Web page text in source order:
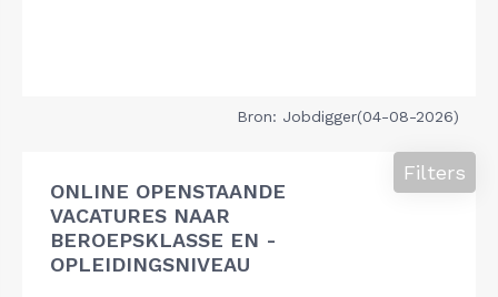
Bron: Jobdigger(04-08-2026)
ONLINE OPENSTAANDE
VACATURES NAAR
BEROEPSKLASSE EN -
OPLEIDINGSNIVEAU
Filters